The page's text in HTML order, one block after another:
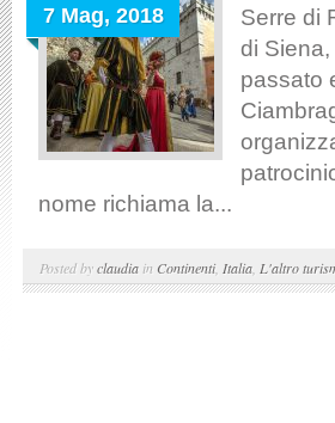
7 Mag, 2018
Serre di
di Siena,
passato
nome richiama la...
Posted byclaudia in Continenti, Italia L'altro